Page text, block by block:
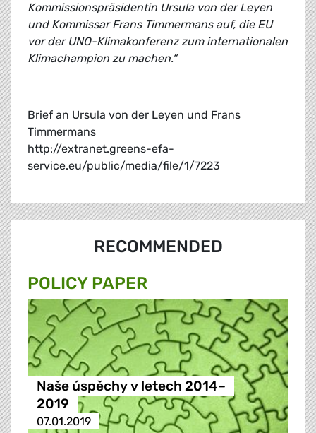
Kommissionspräsidentin Ursula von der Leyen
und Kommissar Frans Timmermans auf, die EU
vor der UNO-Klimakonferenz zum internationalen
Klimachampion zu machen.“
Brief an Ursula von der Leyen und Frans
Timmermans
http://extranet.greens-efa-
service.eu/public/media/file/1/7223
RECOMMENDED
POLICY PAPER
Naše úspěchy v letech 2014–
2019
07.01.2019